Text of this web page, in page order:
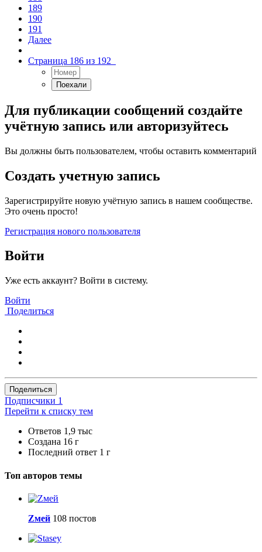
189
190
191
Далее
Страница 186 из 192
Для публикации сообщений создайте
учётную запись или авторизуйтесь
Вы должны быть пользователем, чтобы оставить комментарий
Создать учетную запись
Зарегистрируйте новую учётную запись в нашем сообществе.
Это очень просто!
Регистрация нового пользователя
Войти
Уже есть аккаунт? Войти в систему.
Войти
Поделиться
Поделиться
Подписчики 1
Перейти к списку тем
Ответов 1,9 тыс
Создана 16 г
Последний ответ 1 г
Топ авторов темы
Zмей 108 постов